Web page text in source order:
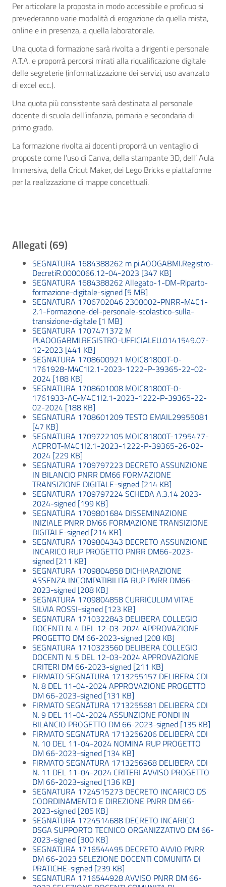
Per articolare la proposta in modo accessibile e proficuo si
prevederanno varie modalità di erogazione da quella mista,
online e in presenza, a quella laboratoriale.
Una quota di formazione sarà rivolta a dirigenti e personale
A.T.A. e proporrà percorsi mirati alla riqualificazione digitale
delle segreterie (informatizzazione dei servizi, uso avanzato
di excel ecc.).
Una quota più consistente sarà destinata al personale
docente di scuola dell’infanzia, primaria e secondaria di
primo grado.
La formazione rivolta ai docenti proporrà un ventaglio di
proposte come l’uso di Canva, della stampante 3D, dell’ Aula
Immersiva, della Cricut Maker, dei Lego Bricks e piattaforme
per la realizzazione di mappe concettuali.
Allegati (69)
SEGNATURA 1684388262 m pi.AOOGABMI.Registro-
DecretiR.0000066.12-04-2023 [347 KB]
SEGNATURA 1684388262 Allegato-1-DM-Riparto-
formazione-digitale-signed [5 MB]
SEGNATURA 1706702046 2308002-PNRR-M4C1-
2.1-Formazione-del-personale-scolastico-sulla-
transizione-digitale [1 MB]
SEGNATURA 1707471372 M
PI.AOOGABMI.REGISTRO-UFFICIALEU.0141549.07-
12-2023 [441 KB]
SEGNATURA 1708600921 MOIC81800T-0-
1761928-M4C1I2.1-2023-1222-P-39365-22-02-
2024 [188 KB]
SEGNATURA 1708601008 MOIC81800T-0-
1761933-AC-M4C1I2.1-2023-1222-P-39365-22-
02-2024 [188 KB]
SEGNATURA 1708601209 TESTO EMAIL29955081
[47 KB]
SEGNATURA 1709722105 MOIC81800T-1795477-
ACPROT-M4C1I2.1-2023-1222-P-39365-26-02-
2024 [229 KB]
SEGNATURA 1709797223 DECRETO ASSUNZIONE
IN BILANCIO PNRR DM66 FORMAZIONE
TRANSIZIONE DIGITALE-signed [214 KB]
SEGNATURA 1709797224 SCHEDA A.3.14 2023-
2024-signed [199 KB]
SEGNATURA 1709801684 DISSEMINAZIONE
INIZIALE PNRR DM66 FORMAZIONE TRANSIZIONE
DIGITALE-signed [214 KB]
SEGNATURA 1709804343 DECRETO ASSUNZIONE
INCARICO RUP PROGETTO PNRR DM66-2023-
signed [211 KB]
SEGNATURA 1709804858 DICHIARAZIONE
ASSENZA INCOMPATIBILITA RUP PNRR DM66-
2023-signed [208 KB]
SEGNATURA 1709804858 CURRICULUM VITAE
SILVIA ROSSI-signed [123 KB]
SEGNATURA 1710322843 DELIBERA COLLEGIO
DOCENTI N. 4 DEL 12-03-2024 APPROVAZIONE
PROGETTO DM 66-2023-signed [208 KB]
SEGNATURA 1710323560 DELIBERA COLLEGIO
DOCENTI N. 5 DEL 12-03-2024 APPROVAZIONE
CRITERI DM 66-2023-signed [211 KB]
FIRMATO SEGNATURA 1713255157 DELIBERA CDI
N. 8 DEL 11-04-2024 APPROVAZIONE PROGETTO
DM 66-2023-signed [131 KB]
FIRMATO SEGNATURA 1713255681 DELIBERA CDI
N. 9 DEL 11-04-2024 ASSUNZIONE FONDI IN
BILANCIO PROGETTO DM 66-2023-signed [135 KB]
FIRMATO SEGNATURA 1713256206 DELIBERA CDI
N. 10 DEL 11-04-2024 NOMINA RUP PROGETTO
DM 66-2023-signed [134 KB]
FIRMATO SEGNATURA 1713256968 DELIBERA CDI
N. 11 DEL 11-04-2024 CRITERI AVVISO PROGETTO
DM 66-2023-signed [136 KB]
SEGNATURA 1724515273 DECRETO INCARICO DS
COORDINAMENTO E DIREZIONE PNRR DM 66-
2023-signed [285 KB]
SEGNATURA 1724514688 DECRETO INCARICO
DSGA SUPPORTO TECNICO ORGANIZZATIVO DM 66-
2023-signed [300 KB]
SEGNATURA 1716544495 DECRETO AVVIO PNRR
DM 66-2023 SELEZIONE DOCENTI COMUNITA DI
PRATICHE-signed [239 KB]
SEGNATURA 1716544928 AVVISO PNRR DM 66-